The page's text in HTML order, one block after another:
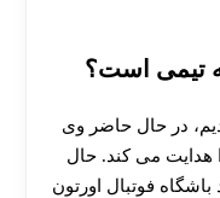
تیمی است؟
در حال حاضر وی
هدایت می‌ کند. حال
باشگاه فوتبال اورتون